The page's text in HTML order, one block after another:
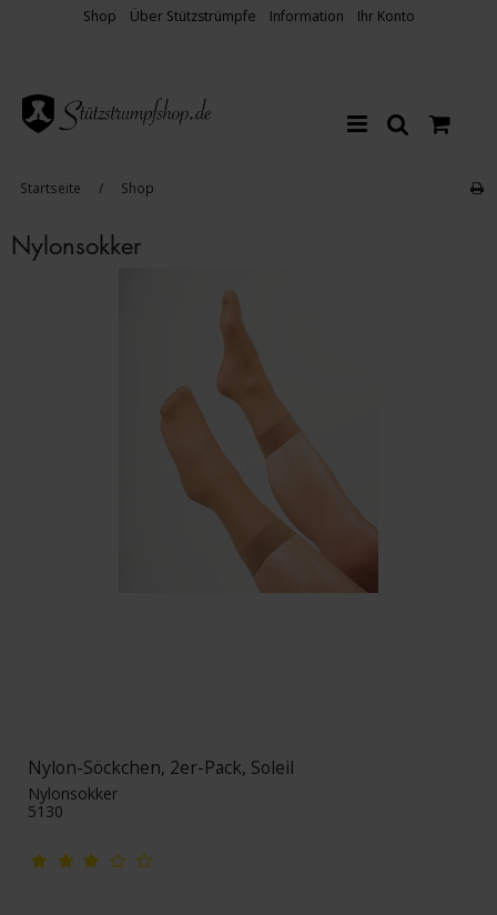
Shop Über Stützstrümpfe Information Ihr Konto
Startseite / Shop
Nylonsokker
Nylon-Söckchen, 2er-Pack, Soleil
Nylonsokker
5130